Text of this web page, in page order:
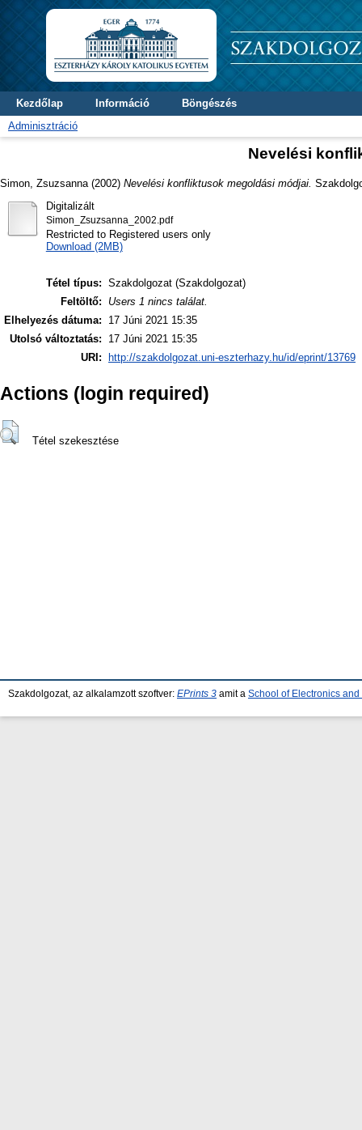
Kezdőlap Információ
Böngészés
Adminisztráció
Nevelési
Simon, Zsuzsanna (2002) Nevelési konfliktusok megoldási módjai.
Digitalizált
Simon_Zsuzsanna_2002.pdf
Restricted to Registered users only
Download (2MB)
Tétel típus: Szakdolgozat (Szakdolgozat)
Feltöltő:
Users 1 nincs találat.
Elhelyezés dátuma:
17 Júni 2021 15:35
Utolsó változtatás:
17 Júni 2021 15:35
URI:
http://szakdolgozat.uni-eszterhazy.hu/id/eprint/13769
Actions (login required)
Tétel szekesztése
Szakdolgozat, az alkalamzott szoftver: EPrints 3 amit a School of Electronics